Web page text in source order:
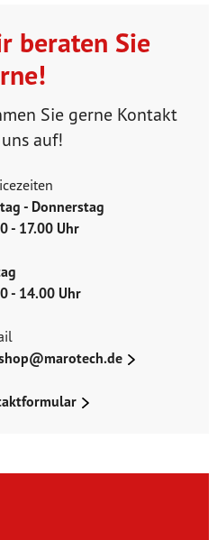
beraten Sie
Sie gerne Kontakt
auf!
- Donnerstag
- 17.00 Uhr
- 14.00 Uhr